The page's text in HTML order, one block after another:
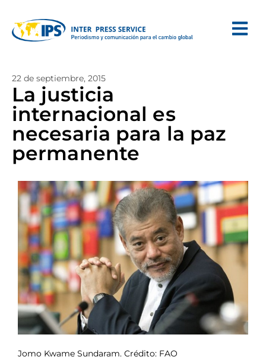
22 de septiembre, 2015
La justicia
internacional es
necesaria para la paz
permanente
Jomo Kwame Sundaram. Crédito: FAO